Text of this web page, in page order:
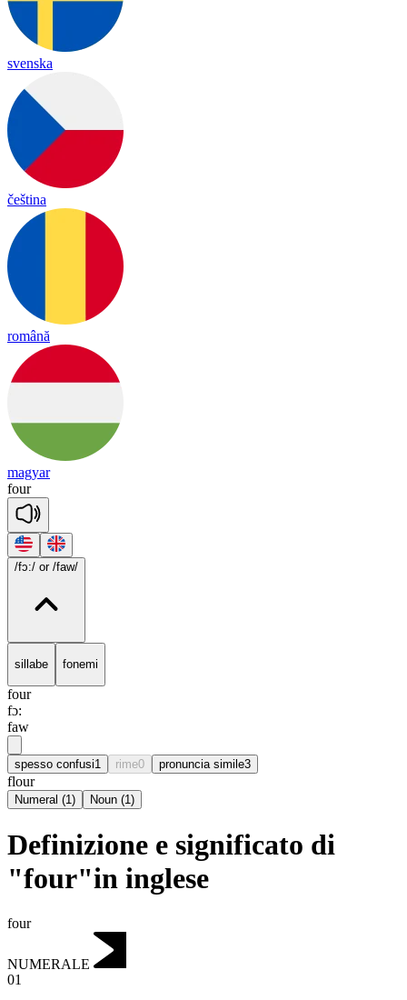
svenska
čeština
română
magyar
four
/fɔ:/ or /faw/
sillabe fonemi
four
fɔ:
faw
spesso confusi1 rime0 pronuncia simile3
flour
Numeral (1) Noun (1)
Definizione e significato di
"four"in inglese
four
NUMERALE
01